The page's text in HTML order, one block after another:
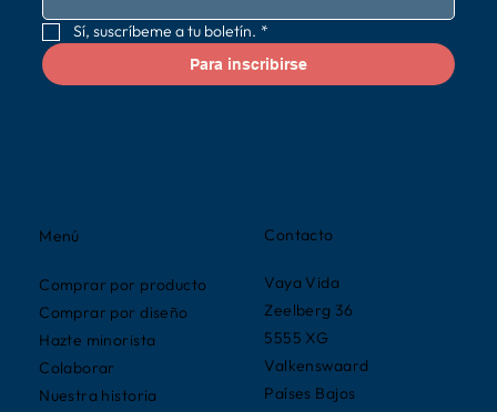
Contacto
Vaya Vida
Zeelberg 36
5555 XG
Valkenswaard
Países Bajos
Menú
Comprar por producto
Comprar por diseño
Hazte minorista
Colaborar
Nuestra historia
Sí, suscríbeme a tu boletín. *
Para inscribirse